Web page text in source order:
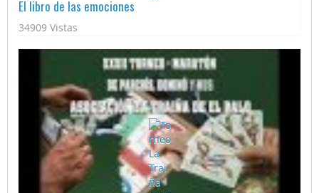
El libro de las emociones
34909 Vistas